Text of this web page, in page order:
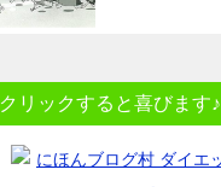
クリックすると喜びます♪